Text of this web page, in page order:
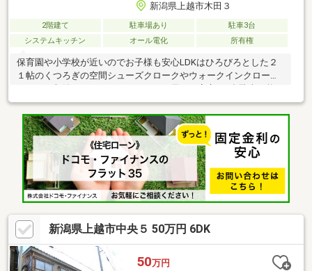
新潟県上越市木田３
2階建て 駐車場あり
駐車3台
システムキッチン
オール電化 所有権
保育園や小学校が近いのでお子様も安心LDKはひろびろとした２
１帖のくつろぎの空間シューズクロークやウォークインクローゼ
カーポート付
新潟県上越市中央５ 50万円 6DK
50万円